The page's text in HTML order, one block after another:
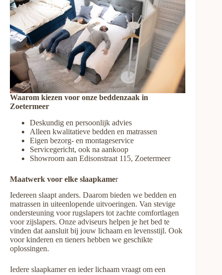
Waarom kiezen voor onze beddenzaak in
Zoetermeer
Deskundig en persoonlijk advies
Alleen kwalitatieve bedden en matrassen
Eigen bezorg- en montageservice
Servicegericht, ook na aankoop
Showroom aan Edisonstraat 115, Zoetermeer
Maatwerk voor elke slaapkamer
Iedereen slaapt anders. Daarom bieden we bedden en
matrassen in uiteenlopende uitvoeringen. Van stevige
ondersteuning voor rugslapers tot zachte comfortlagen
voor zijslapers. Onze adviseurs helpen je het bed te
vinden dat aansluit bij jouw lichaam en levensstijl. Ook
voor kinderen en tieners hebben we geschikte
oplossingen.
Iedere slaapkamer en ieder lichaam vraagt om een